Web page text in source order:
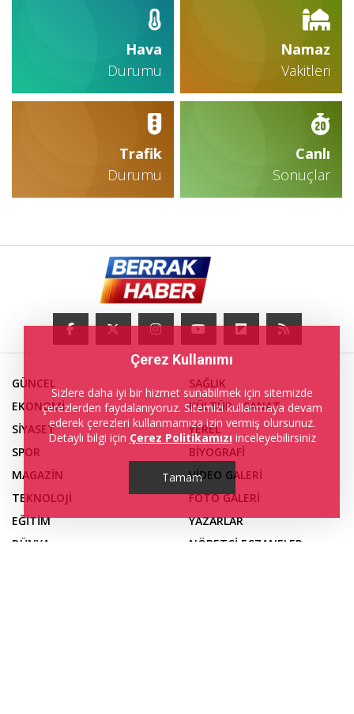
Hava
Durumu
Namaz
Vakitleri
Trafik
Durumu
Canlı
Sonuçlar
GÜNCEL
EKONOMİ
SİYASET
SPOR
MAGAZİN
TEKNOLOJİ
EĞİTİM
DÜNYA
SAĞLIK
KÜLTÜR - SANAT
YEREL
BİYOGRAFİ
VİDEO GALERİ
FOTO GALERİ
YAZARLAR
NÖBETÇİ ECZANELER
Çerez Kullanımı
Sizlere daha iyi bir hizmet sunabilmek için sitemizde
çerezlerden faydalanıyoruz. Sitemizi kullanmaya devam
ederek çerezleri kullanmamıza izin vermiş olursunuz.
Detaylı bilgi için Çerez Politikamızıinceleyebilirsiniz
Tamam